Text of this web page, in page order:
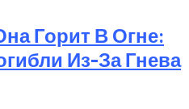
Горит В Огне:
Из-За Гнева